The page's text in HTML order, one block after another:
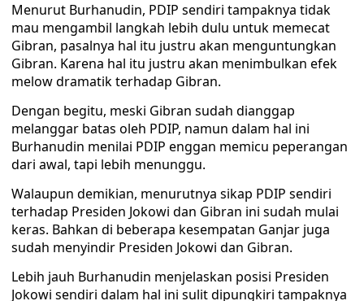
Menurut Burhanudin, PDIP sendiri tampaknya tidak
mau mengambil langkah lebih dulu untuk memecat
Gibran, pasalnya hal itu justru akan menguntungkan
Gibran. Karena hal itu justru akan menimbulkan efek
melow dramatik terhadap Gibran.
Dengan begitu, meski Gibran sudah dianggap
melanggar batas oleh PDIP, namun dalam hal ini
Burhanudin menilai PDIP enggan memicu peperangan
dari awal, tapi lebih menunggu.
Walaupun demikian, menurutnya sikap PDIP sendiri
terhadap Presiden Jokowi dan Gibran ini sudah mulai
keras. Bahkan di beberapa kesempatan Ganjar juga
sudah menyindir Presiden Jokowi dan Gibran.
Lebih jauh Burhanudin menjelaskan posisi Presiden
Jokowi sendiri dalam hal ini sulit dipungkiri tampaknya